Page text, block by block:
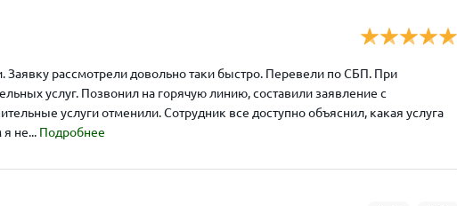
рассмотрели довольно таки быстро. Перевели по СБП. При
услуг. Позвонил на горячую линию, составили заявление с
услуги отменили. Сотрудник все доступно объяснил, какая услуга
не... Подробнее